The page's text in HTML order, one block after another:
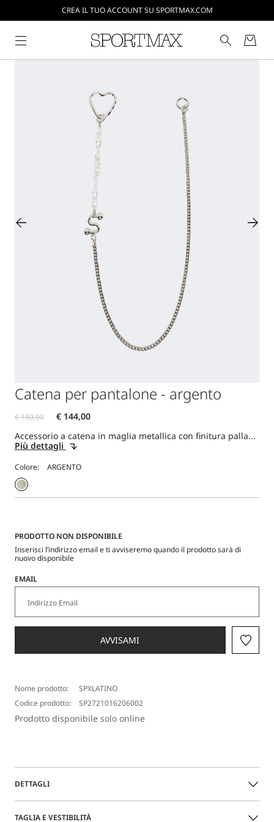
CREA IL TUO ACCOUNT SU SPORTMAX.COM
SPEDIZIONI E RESI GRATUITI
Catena per pantalone - argento
Accessorio a catena in maglia metallica con finitura palla...
Più dettagli
Colore:
PRODOTTO NON DISPONIBILE
Inserisci l’indirizzo email e ti avviseremo quando il prodotto sarà di
nuovo disponibile
EMAIL
AVVISAMI
Nome prodotto:
SPXLATINO
Codice prodotto:
SP2721016206002
Prodotto disponibile solo online
DETTAGLI
Accessorio a catena in maglia metallica con finitura
TAGLIA E VESTIBILITÀ